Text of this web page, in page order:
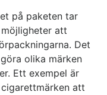
på paketen tar
att
Det
olika märken
Ett exempel är
att